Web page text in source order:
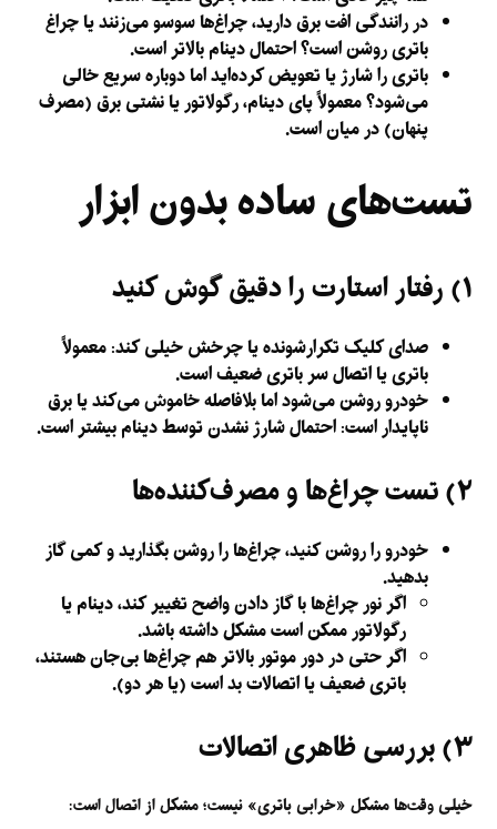
در رانندگی افت برق دارید، چراغ‌ها سوسو می‌زنند یا چراغ
باتری روشن است؟احتمال دینام بالاتر است.
باتری را شارژ یا تعویض کرده‌اید اما دوباره سریع خالی
می‌شود؟معمولاً پای دینام، رگولاتور یا نشتی برق (مصرف
پنهان) در میان است.
تست‌های ساده بدون ابزار
۱) رفتار استارت را دقیق گوش کنید
صدای کلیک تکرارشوندهیا چرخش خیلی کند: معمولاً
باتری یا اتصال سر باتری ضعیف است.
خودرو روشن می‌شود اما بلافاصله خاموش می‌کندیا برق
ناپایدار است: احتمال شارژ نشدن توسط دینام بیشتر است.
۲) تست چراغ‌ها و مصرف‌کننده‌ها
خودرو را روشن کنید، چراغ‌ها را روشن بگذارید و کمی گاز
بدهید.
اگر نور چراغ‌ها با گاز دادن واضح تغییر کند، دینام یا
رگولاتور ممکن است مشکل داشته باشد.
اگر حتی در دور موتور بالاتر هم چراغ‌ها بی‌جان هستند،
باتری ضعیف یا اتصالات بد است (یا هر دو).
۳) بررسی ظاهری اتصالات
خیلی وقت‌ها مشکل «خرابی باتری» نیست؛ مشکل از اتصال است: